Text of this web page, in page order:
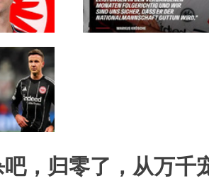
，归零了，从万千